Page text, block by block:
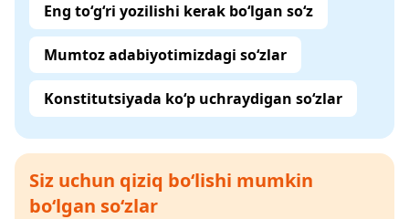
Eng to‘g‘ri yozilishi kerak bo‘lgan so‘z
Mumtoz adabiyotimizdagi so‘zlar
Konstitutsiyada ko‘p uchraydigan so‘zlar
Siz uchun qiziq bo‘lishi mumkin
bo‘lgan so‘zlar